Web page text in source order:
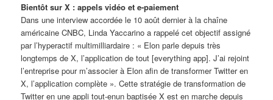
Bientôt sur X : appels vidéo et e-paiement
Dans une interview accordée le 10 août dernier à la chaîne
américaine CNBC, Linda Yaccarino a rappelé cet objectif assigné
par l’hyperactif multimilliardaire : « Elon parle depuis très
longtemps de X, l’application de tout [everything app]. J’ai rejoint
l’entreprise pour m’associer à Elon afin de transformer Twitter en
X, l’application complète ». Cette stratégie de transformation de
Twitter en une appli tout-enun baptisée X est en marche depuis